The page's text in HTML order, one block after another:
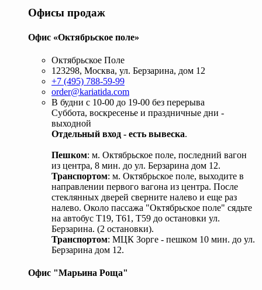
Офисы продаж
Офис «Октябрьское поле»
Октябрьское Поле
123298, Москва, ул. Берзарина, дом 12
+7 (495) 788-59-99
order@kariatida.com
В будни с 10-00 до 19-00 без перерыва
Суббота, воскресенье и праздничные дни -
выходной
Отдельный вход - есть вывеска.
Пешком: м. Октябрьское поле, последний вагон
из центра, 8 мин. до ул. Берзарина дом 12.
Транспортом: м. Октябрьское поле, выходите в
направлении первого вагона из центра. После
стеклянных дверей сверните налево и еще раз
налево. Около пассажа "Октябрьское поле" сядьте
на автобус Т19, Т61, Т59 до остановки ул.
Берзарина. (2 остановки).
Транспортом: МЦК Зорге - пешком 10 мин. до ул.
Берзарина дом 12.
Офис "Марьина Роща"